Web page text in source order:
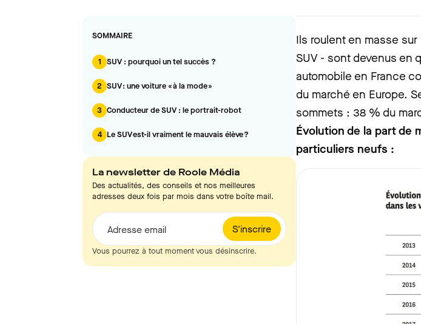
SOMMAIRE
1 SUV : pourquoi un tel succès ?
2 SUV : une voiture « à la mode »
3 Conducteur de SUV : le portrait-robot
4 Le SUV est-il vraiment le mauvais élève ?
La newsletter de Roole Média
Des actualités, des conseils et nos meilleures
adresses deux fois par mois dans votre boîte mail.
S'inscrire
Adresse email
Vous pourrez à tout moment vous désinscrire.
Ils roulent en masse
SUV - sont devenus en
automobile en France
du marché en Europe.
sommets : 38 % du
Évolution de la part de
particuliers neufs :